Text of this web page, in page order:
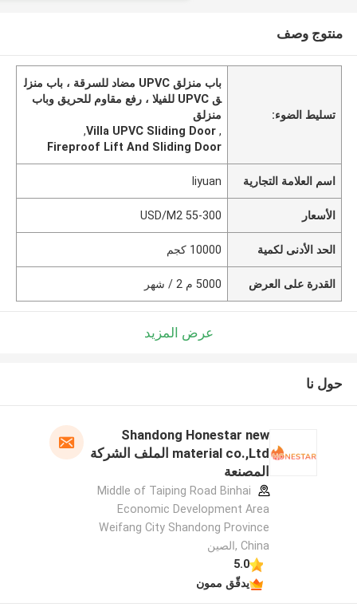
منتوج وصف
تسليط الضوء:
باب منزلق UPVC مضاد للسرقة ، باب منزل
ق UPVC للفيلا ، رفع مقاوم للحريق وباب
منزلق
,
Villa UPVC Sliding Door
,
Fireproof Lift And Sliding Door
اسم العلامة التجارية liyuan
الأسعار 55-300 USD/M2
الحد الأدنى لكمية 10000 كجم
القدرة على العرض 5000 م 2 / شهر
عرض المزيد
حول نا
Shandong Honestar new
material co.,Ltd الملف الشركة
المصنعة
Middle of Taiping Road Binhai
Economic Development Area
Weifang City Shandong Province
China ,الصين
5.0
يدقّق ممون